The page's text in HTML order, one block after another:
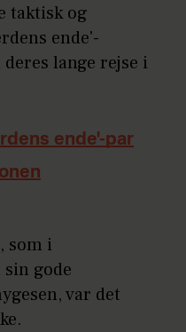
taktisk og
ende'-
lange rejse i
ende'-par
som i
gode
var det